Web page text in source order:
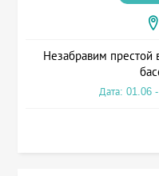
Незабравим престой
Дата: 01.06